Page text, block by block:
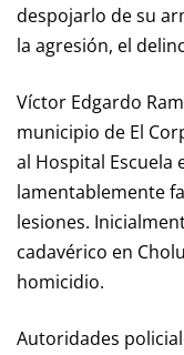
despojarlo de su
la agresión, el
Víctor Edgardo
municipio de El
al Hospital Escuela
lamentablemente
lesiones.
cadavérico en
homicidio.
Autoridades